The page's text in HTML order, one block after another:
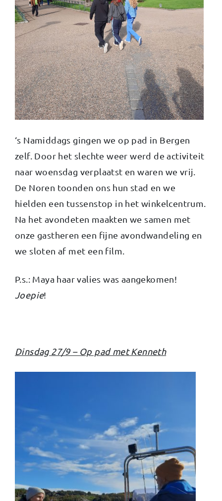
‘s Namiddags gingen we op pad in Bergen
zelf. Door het slechte weer werd de activiteit
naar woensdag verplaatst en waren we vrij.
De Noren toonden ons hun stad en we
hielden een tussenstop in het winkelcentrum.
Na het avondeten maakten we samen met
onze gastheren een fijne avondwandeling en
we sloten af met een film.
P.s.: Maya haar valies was aangekomen!
Joepie!
Dinsdag 27/9 – Op pad met Kenneth